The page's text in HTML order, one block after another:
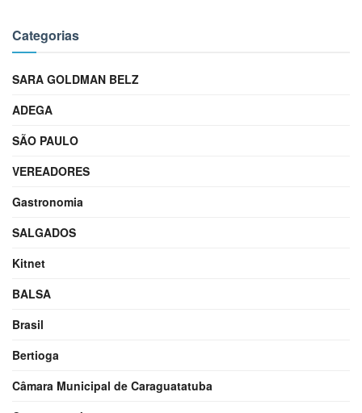
Categorias
SARA GOLDMAN BELZ
ADEGA
SÃO PAULO
VEREADORES
Gastronomia
SALGADOS
Kitnet
BALSA
Brasil
Bertioga
Câmara Municipal de Caraguatatuba